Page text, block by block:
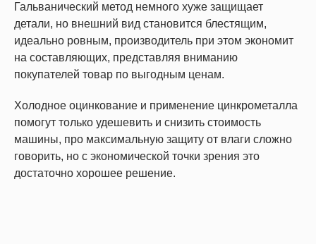
Гальванический метод немного хуже защищает
детали, но внешний вид становится блестящим,
идеально ровным, производитель при этом экономит
на составляющих, представляя вниманию
покупателей товар по выгодным ценам.
Холодное оцинкование и применение цинкрометалла
помогут только удешевить и снизить стоимость
машины, про максимальную защиту от влаги сложно
говорить, но с экономической точки зрения это
достаточно хорошее решение.